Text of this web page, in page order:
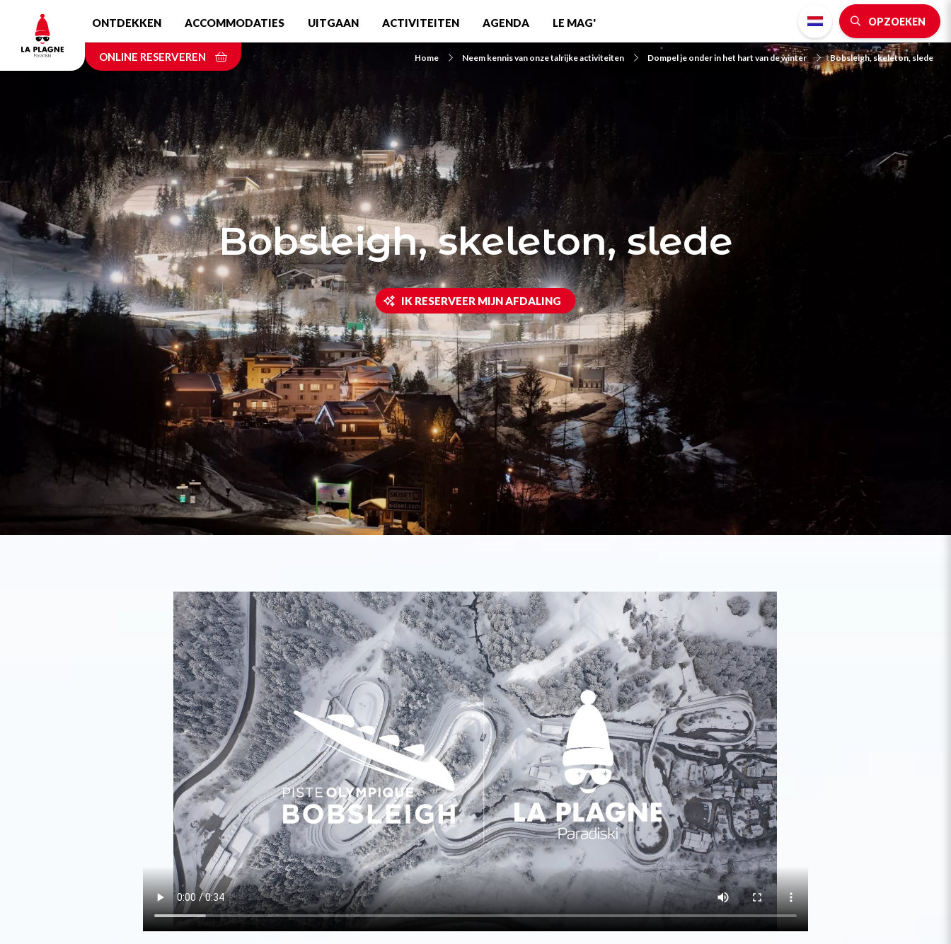
content
ONTDEKKEN ACCOMMODATIES UITGAAN ACTIVITEITEN AGENDA LE MAG' OPZOEKEN
ONLINE RESERVEREN Home Neem kennis van onze talrijke activiteiten Dompel je onder in het hart van de winter Bobsleigh, skeleton, slede
Bobsleigh, skeleton, slede
IK RESERVEER MIJN AFDALING